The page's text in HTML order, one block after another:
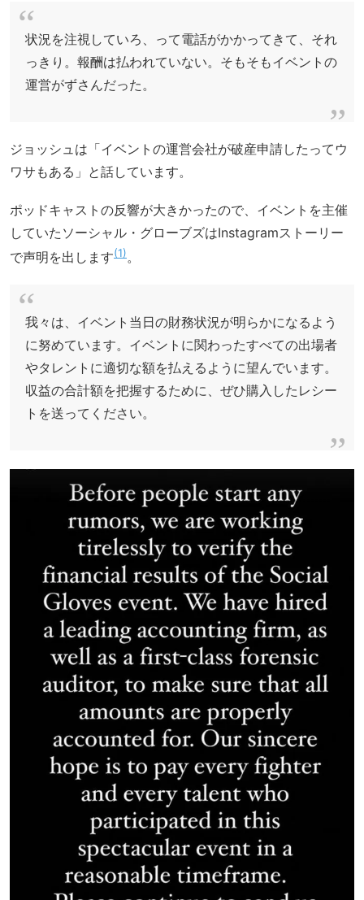
状況を注視していろ、って電話がかかってきて、それ
っきり。報酬は払われていない。そもそもイベントの
運営がずさんだった。
ジョッシュは「イベントの運営会社が破産申請したってウ
ワサもある」と話しています。
ポッドキャストの反響が大きかったので、イベントを主催
していたソーシャル・グローブズはInstagramストーリー
で声明を出します 1 。
我々は、イベント当日の財務状況が明らかになるよう
に努めています。イベントに関わったすべての出場者
やタレントに適切な額を払えるように望んでいます。
収益の合計額を把握するために、ぜひ購入したレシー
トを送ってください。